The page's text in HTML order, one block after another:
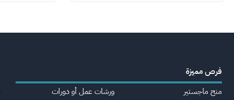
فرص مميزة
منح ماجستير
ورشات عمل أو دورات